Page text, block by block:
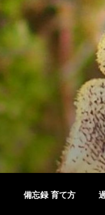
備忘録 育て方